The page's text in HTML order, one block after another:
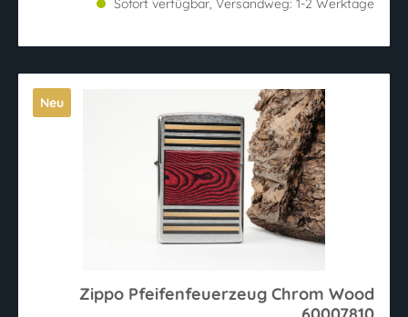
Sofort verfügbar, Versandweg: 1-2 Werktage
Neu
Zippo Pfeifenfeuerzeug Chrom Wood